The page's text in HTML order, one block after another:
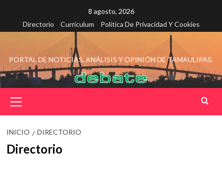
contenido
8 agosto, 2026
Directorio
Curriculum Política De Privacidad Y Cookies
PORTAL DE NOTICIAS, ANÁLISIS Y OPINIÓN DE TAMAULIPAS.
principal
INICIO DIRECTORIO
Directorio